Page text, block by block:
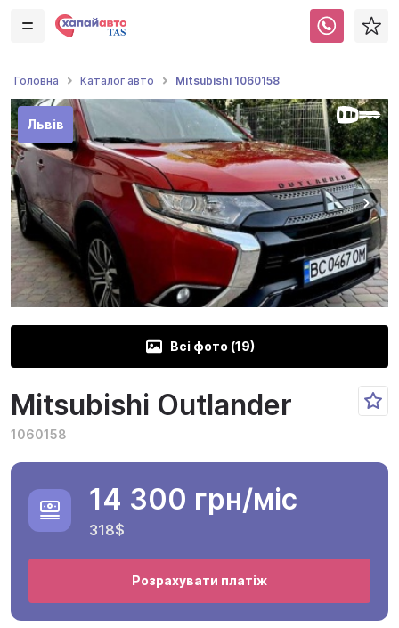
Головна Каталог авто Mitsubishi 1060158
Львів
Всі фото (19)
Mitsubishi Outlander
1060158
14 300 грн/міс
318$
Розрахувати платіж